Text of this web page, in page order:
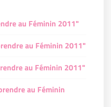
au Féminin 2011"
au Féminin 2011"
au Féminin 2011"
au Féminin